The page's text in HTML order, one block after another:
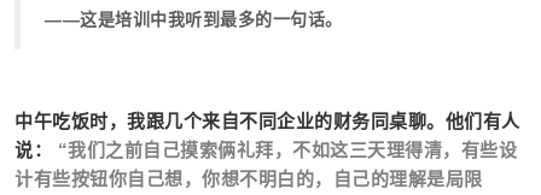
——这是培训中我听到最多的一句话。
中午吃饭时，我跟几个来自不同企业的财务同桌聊。他们有人
说：
“我们之前自己摸索俩礼拜，不如这三天理得清，有些设
计有些按钮你自己想，你想不明白的，自己的理解是局限